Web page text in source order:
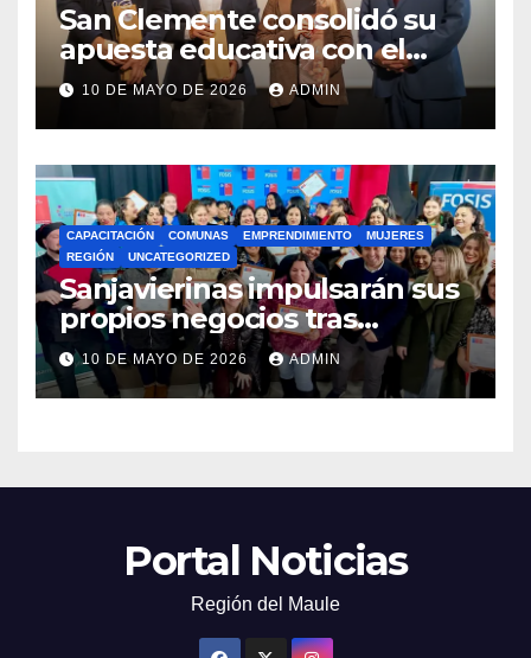
San Clemente consolidó su
apuesta educativa con el
lanzamiento del
Preuniversitario Brotes 2026
10 DE MAYO DE 2026 ADMIN
CAPACITACIÓN COMUNAS EMPRENDIMIENTO
MUJERES
REGIÓN
UNCATEGORIZED
Sanjavierinas impulsarán sus
propios negocios tras
capacitarse junto al FOSIS
10 DE MAYO DE 2026 ADMIN
Portal Noticias
Región del Maule